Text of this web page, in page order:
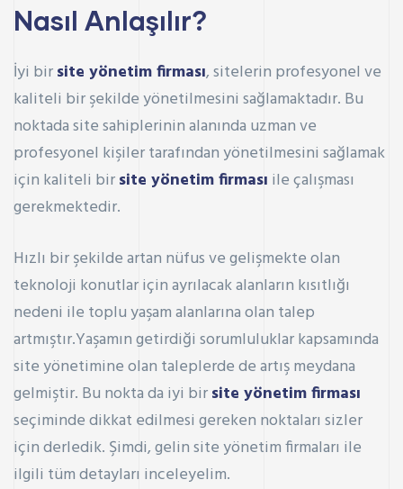
Nasıl Anlaşılır?
İyi birsite yönetim firması, sitelerin profesyonel ve
kaliteli bir şekilde yönetilmesini sağlamaktadır. Bu
noktada site sahiplerinin alanında uzman ve
profesyonel kişiler tarafından yönetilmesini sağlamak
için kaliteli birsite yönetim firması ile çalışması
gerekmektedir.
Hızlı bir şekilde artan nüfus ve gelişmekte olan
teknoloji konutlar için ayrılacak alanların kısıtlığı
nedeni ile toplu yaşam alanlarına olan talep
artmıştır.Yaşamın getirdiği sorumluluklar kapsamında
site yönetimine olan taleplerde de artış meydana
gelmiştir. Bu nokta da iyi birsite yönetim firması
seçiminde dikkat edilmesi gereken noktaları sizler
için derledik. Şimdi, gelin site yönetim firmaları ile
ilgili tüm detayları inceleyelim.